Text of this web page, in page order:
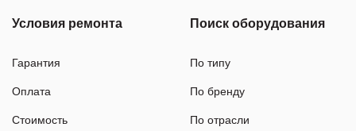
Условия ремонта
Гарантия
Оплата
Стоимость
Поиск оборудования
По типу
По бренду
По отрасли